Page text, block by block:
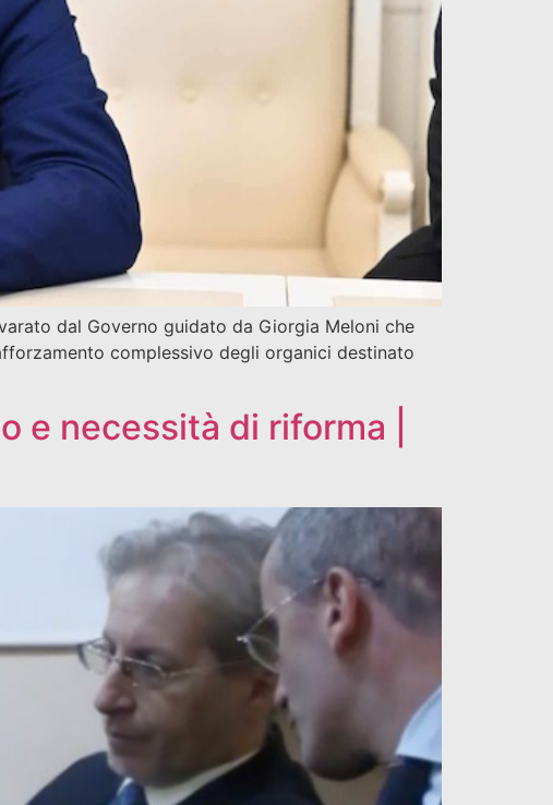
dal Governo guidato da Giorgia Meloni che
complessivo degli organici destinato
e necessità di riforma |